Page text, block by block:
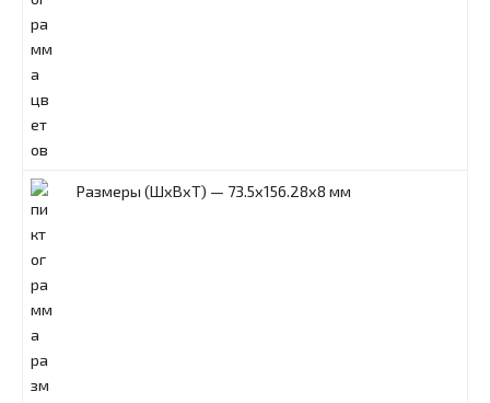
Размеры (ШxВxТ) — 73.5x156.28x8 мм